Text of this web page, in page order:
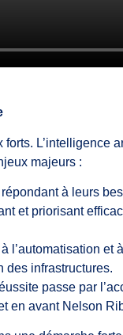
L’intelligence
majeurs :
à leurs
et priorisant
l’automatisation et
des infrastructures.
passe par
en avant Nelson